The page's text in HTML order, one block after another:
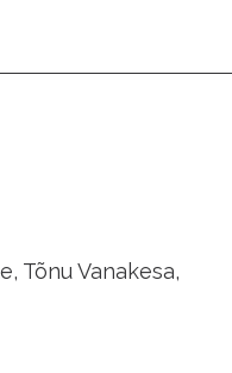
Tõnu Vanakesa,